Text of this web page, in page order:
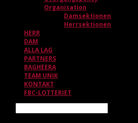
Organisation
Damsektionen
Herrsektionen
HERR
DAM
ALLA LAG
PARTNERS
BAGHEERA
TEAM UNIK
KONTAKT
FBC-LOTTERIET